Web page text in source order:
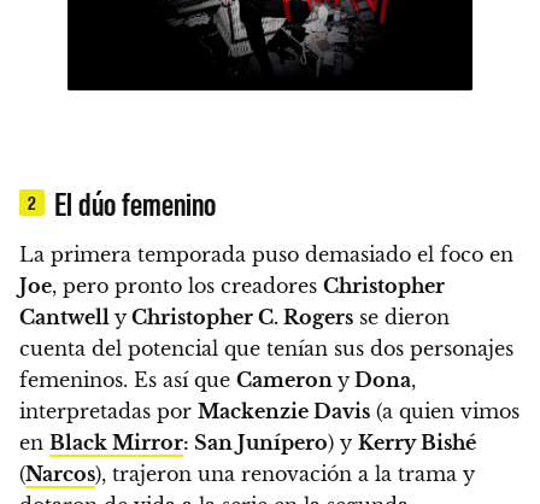
2 El dúo femenino
La primera temporada puso demasiado el foco en
Joe, pero pronto los creadores Christopher
Cantwell y Christopher C. Rogers se dieron
cuenta del potencial que tenían sus dos personajes
femeninos. Es así que Cameron y Dona,
interpretadas por Mackenzie Davis (a quien vimos
en Black Mirror: San Junípero) y Kerry Bishé
(Narcos), trajeron una renovación a la trama y